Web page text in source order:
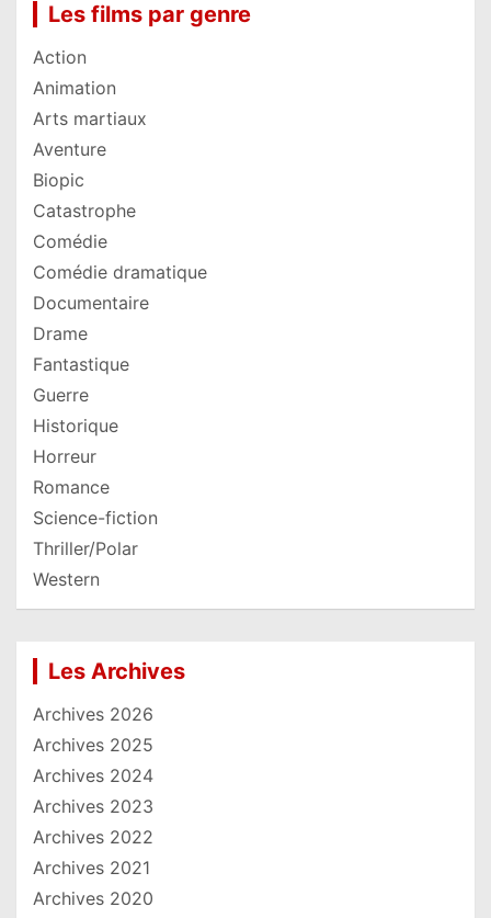
Les films par genre
Action
Animation
Arts martiaux
Aventure
Biopic
Catastrophe
Comédie
Comédie dramatique
Documentaire
Drame
Fantastique
Guerre
Historique
Horreur
Romance
Science-fiction
Thriller/Polar
Western
Les Archives
Archives 2026
Archives 2025
Archives 2024
Archives 2023
Archives 2022
Archives 2021
Archives 2020